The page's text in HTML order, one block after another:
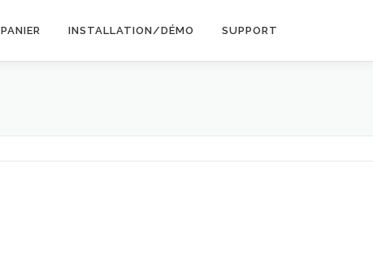
PANIER INSTALLATION/DÉMO SUPPORT